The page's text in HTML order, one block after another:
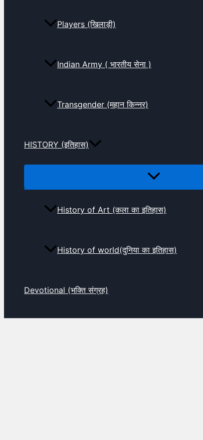
Players (खिलाड़ी)
Indian Army ( भारतीय सेना )
Transgender (महान किन्नर)
HISTORY (इतिहास)
History of Art (कला का इतिहास)
History of world(दुनिया का इतिहास)
Devotional (भक्ति संग्रह)